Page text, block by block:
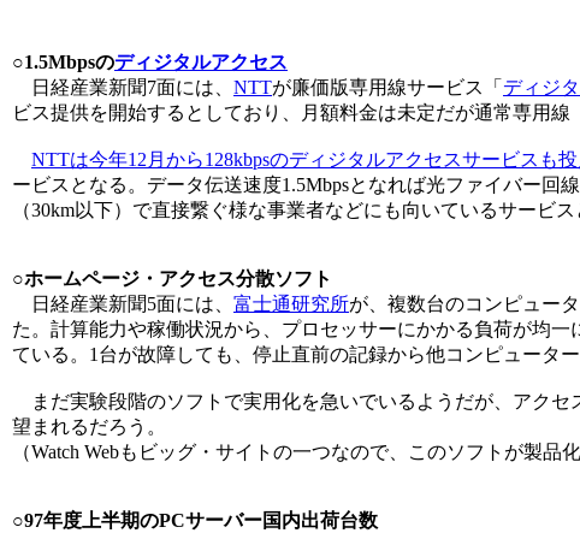
○1.5Mbpsのディジタルアクセス
日経産業新聞7面には、 NTTが廉価版専用線サービス「 ディジ
ビス提供を開始するとしており、月額料金は未定だが通常専用線
NTTは今年12月から128kbpsのディジタルアクセスサービスも投
ービスとなる。データ伝送速度1.5Mbpsとなれば光ファイバー
（30km以下）で直接繋ぐ様な事業者などにも向いているサービス
○ホームページ・アクセス分散ソフト
日経産業新聞5面には、 富士通研究所が、複数台のコンピュー
た。計算能力や稼働状況から、プロセッサーにかかる負荷が均
ている。1台が故障しても、停止直前の記録から他コンピュータ
まだ実験段階のソフトで実用化を急いでいるようだが、アク
望まれるだろう。
（Watch Webもビッグ・サイトの一つなので、このソフトが製
○97年度上半期のPCサーバー国内出荷台数